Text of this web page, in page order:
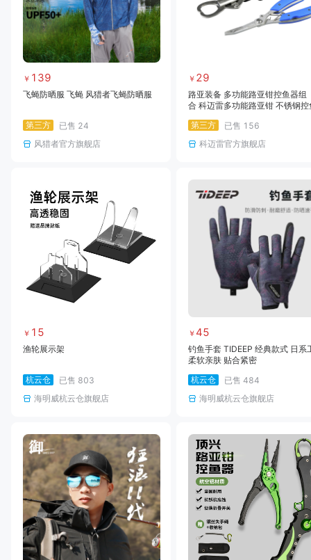
￥ 139
飞蝇防晒服 飞蝇 风猎者飞蝇防晒服
第三方 已售 24
风猎者官方旗舰店
￥ 29
路亚装备 多功能路亚钳控鱼器组
合 科迈雷多功能路亚钳 不锈钢控
第三方
已售 156
科迈雷官方旗舰店
￥ 15
渔轮展示架
杭云仓 已售 803
海明威杭云仓旗舰店
￥ 45
钓鱼手套 TIDEEP 经典款式 日系
柔软亲肤 贴合紧密
杭云仓
已售 484
海明威杭云仓旗舰店